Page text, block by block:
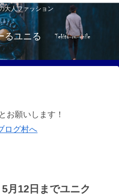
大人ファッション
るユニる
お願いします！
月12日までユニク